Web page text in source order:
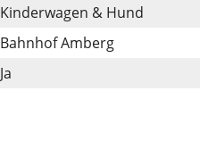
Kinderwagen & Hund
Bahnhof Amberg
Ja